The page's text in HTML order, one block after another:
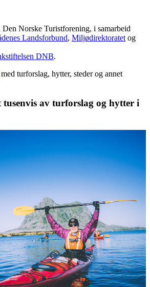
Den Norske Turistforening, i samarbeid
Landsforbund, Miljødirektoratet og
DNB.
med turforslag, hytter, steder og annet
av turforslag og hytter i